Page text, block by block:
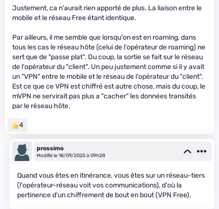
Justement, ca n'aurait rien apporté de plus. La liaison entre le
mobile et le réseau Free étant identique.
Par ailleurs, il me semble que lorsqu'on est en roaming, dans
tous les cas le réseau hôte (celui de l'opérateur de roaming) ne
sert que de "passe plat". Du coup, la sortie se fait sur le réseau
de l'opérateur du "client". Un peu justement comme si il y avait
un "VPN" entre le mobile et le réseau de l'opérateur du "client".
Est ce que ce VPN est chiffré est autre chose, mais du coup, le
mVPN ne servirait pas plus a "cacher" les données transités
par le réseau hôte.
4
prossimo
Modifié le 18/09/2025 à 09h28
Quand vous êtes en itinérance, vous êtes sur un réseau-tiers
(l'opérateur-réseau voit vos communications), d'où la
pertinence d'un chiffrement de bout en bout (VPN Free).